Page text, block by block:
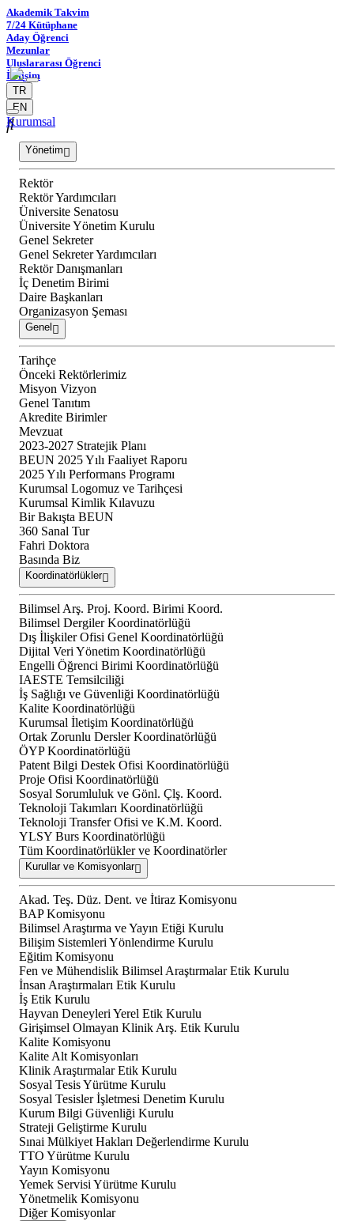
Akademik Takvim
7/24 Kütüphane
Aday Öğrenci
Mezunlar
Uluslararası Öğrenci
İletişim
TR
EN
Kurumsal
Yönetim
Rektör
Rektör Yardımcıları
Üniversite Senatosu
Üniversite Yönetim Kurulu
Genel Sekreter
Genel Sekreter Yardımcıları
Rektör Danışmanları
İç Denetim Birimi
Daire Başkanları
Organizasyon Şeması
Genel
Tarihçe
Önceki Rektörlerimiz
Misyon Vizyon
Genel Tanıtım
Akredite Birimler
Mevzuat
2023-2027 Stratejik Planı
BEUN 2025 Yılı Faaliyet Raporu
2025 Yılı Performans Programı
Kurumsal Logomuz ve Tarihçesi
Kurumsal Kimlik Kılavuzu
Bir Bakışta BEUN
360 Sanal Tur
Fahri Doktora
Basında Biz
Koordinatörlükler
Bilimsel Arş. Proj. Koord. Birimi Koord.
Bilimsel Dergiler Koordinatörlüğü
Dış İlişkiler Ofisi Genel Koordinatörlüğü
Dijital Veri Yönetim Koordinatörlüğü
Engelli Öğrenci Birimi Koordinatörlüğü
IAESTE Temsilciliği
İş Sağlığı ve Güvenliği Koordinatörlüğü
Kalite Koordinatörlüğü
Kurumsal İletişim Koordinatörlüğü
Ortak Zorunlu Dersler Koordinatörlüğü
ÖYP Koordinatörlüğü
Patent Bilgi Destek Ofisi Koordinatörlüğü
Proje Ofisi Koordinatörlüğü
Sosyal Sorumluluk ve Gönl. Çlş. Koord.
Teknoloji Takımları Koordinatörlüğü
Teknoloji Transfer Ofisi ve K.M. Koord.
YLSY Burs Koordinatörlüğü
Tüm Koordinatörlükler ve Koordinatörler
Kurullar ve Komisyonlar
Akad. Teş. Düz. Dent. ve İtiraz Komisyonu
BAP Komisyonu
Bilimsel Araştırma ve Yayın Etiği Kurulu
Bilişim Sistemleri Yönlendirme Kurulu
Eğitim Komisyonu
Fen ve Mühendislik Bilimsel Araştırmalar Etik Kurulu
İnsan Araştırmaları Etik Kurulu
İş Etik Kurulu
Hayvan Deneyleri Yerel Etik Kurulu
Girişimsel Olmayan Klinik Arş. Etik Kurulu
Kalite Komisyonu
Kalite Alt Komisyonları
Klinik Araştırmalar Etik Kurulu
Sosyal Tesis Yürütme Kurulu
Sosyal Tesisler İşletmesi Denetim Kurulu
Kurum Bilgi Güvenliği Kurulu
Strateji Geliştirme Kurulu
Sınai Mülkiyet Hakları Değerlendirme Kurulu
TTO Yürütme Kurulu
Yayın Komisyonu
Yemek Servisi Yürütme Kurulu
Yönetmelik Komisyonu
Diğer Komisyonlar